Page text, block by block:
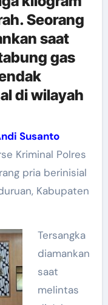
Seorang
saat
gas
di wilayah
Susanto
Kriminal Polres
pria berinisial
Kabupaten
Tersangka
diamankan
saat
melintas